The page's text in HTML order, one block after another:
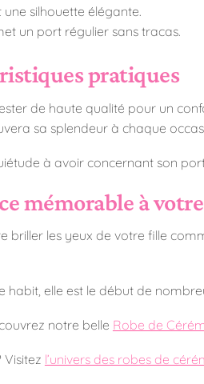
silhouette élégante.
un port régulier sans tracas.
pratiques
de haute qualité pour un
sa splendeur à chaque
à avoir concernant son
mémorable à
briller les yeux de votre fille
habit, elle est le début de
notre belle Robe de
Visitez l’univers des robes de